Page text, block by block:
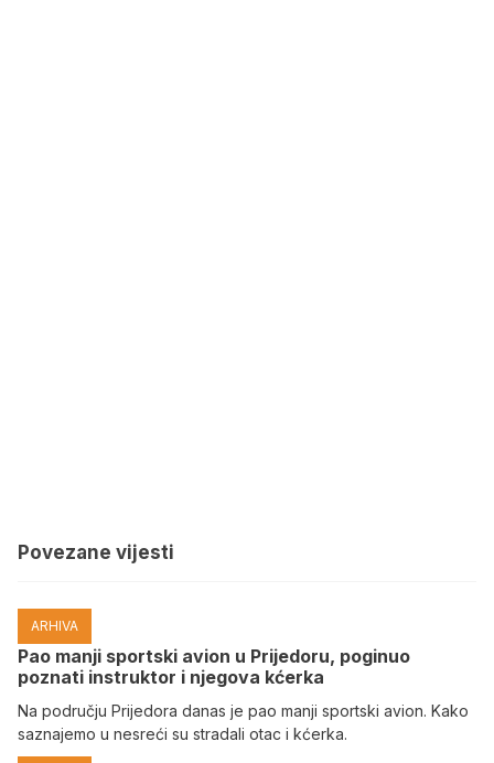
Povezane vijesti
ARHIVA
Pao manji sportski avion u Prijedoru, poginuo
poznati instruktor i njegova kćerka
Na području Prijedora danas je pao manji sportski avion. Kako
saznajemo u nesreći su stradali otac i kćerka.